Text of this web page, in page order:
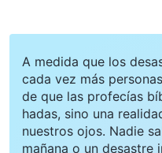
A medida que los
cada vez más
de que las profecías
hadas, sino una
nuestros ojos. Nadie
mañana o un desastre